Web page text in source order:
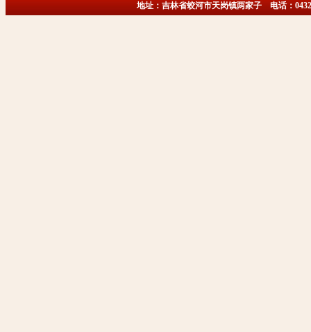
地址：吉林省蛟河市天岗镇两家子 电话：